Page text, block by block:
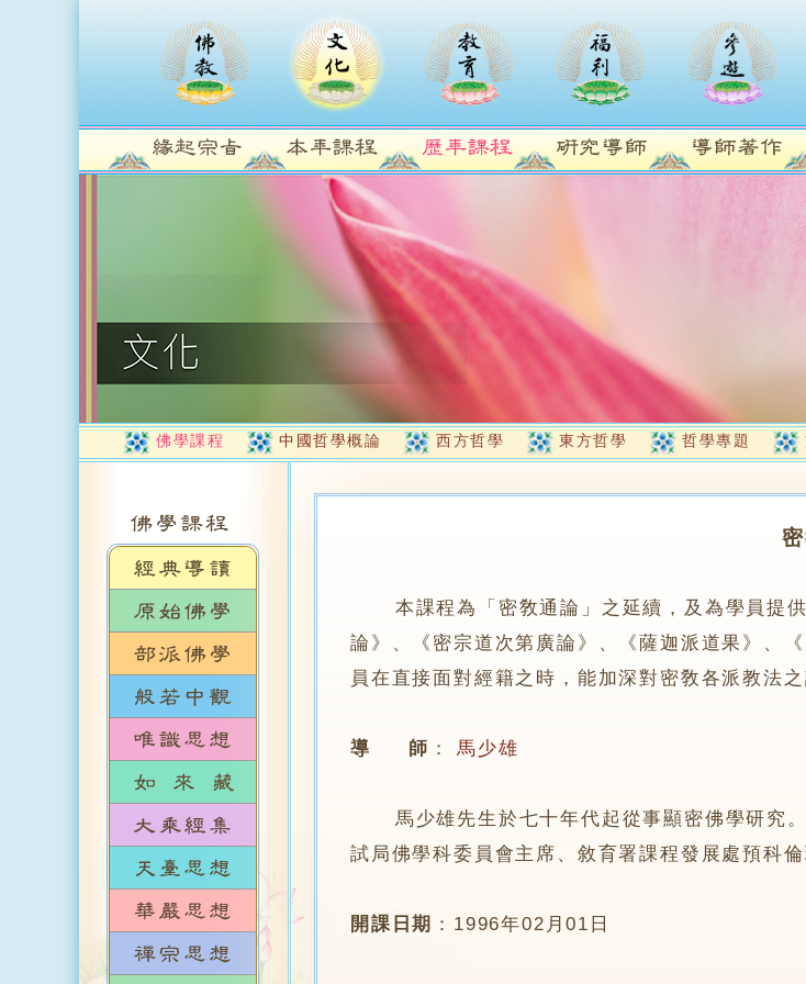
佛學課程 中國哲學概論 西方哲學 東方哲學 哲學專題
本課程為「密敎通論」之延續，及為學員提
論》、《密宗道次第廣論》、《薩迦派道果》、
員在直接面對經籍之時，能加深對密敎各派教法之
導 師 ： 馬少雄
馬少雄先生於七十年代起從事顯密佛學研究。
試局佛學科委員會主席、敘育署課程發展處預科
開課日期 ： 1996年02月01日